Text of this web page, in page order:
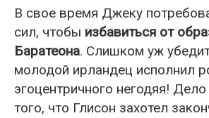
В свое время Джеку
сил, чтобы избавиться от
Баратеона. Слишком уж
молодой ирландец исполнил
эгоцентричного негодяя!
того, что Глисон захотел